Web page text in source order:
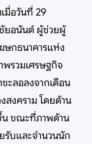
มื่อวันที่ 29
ยอนันต์ ผู้ช่วยผู้
ษกธนาคารแห่ง
รวมเศรษฐกิจ
ะลอลงจากเดือน
งคราม โดยด้าน
น ขณะที่ภาพด้าน
รับและจำนวนนัก